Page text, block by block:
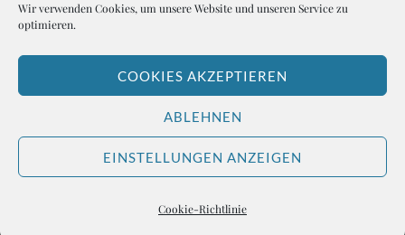
Wir verwenden Cookies, um unsere Website und unseren Service zu
optimieren.
COOKIES AKZEPTIEREN
ABLEHNEN
EINSTELLUNGEN ANZEIGEN
Cookie-Richtlinie
BLOGROLL
Autoren-Brief
Hemingways Welt
&
ANDERS NORÉN